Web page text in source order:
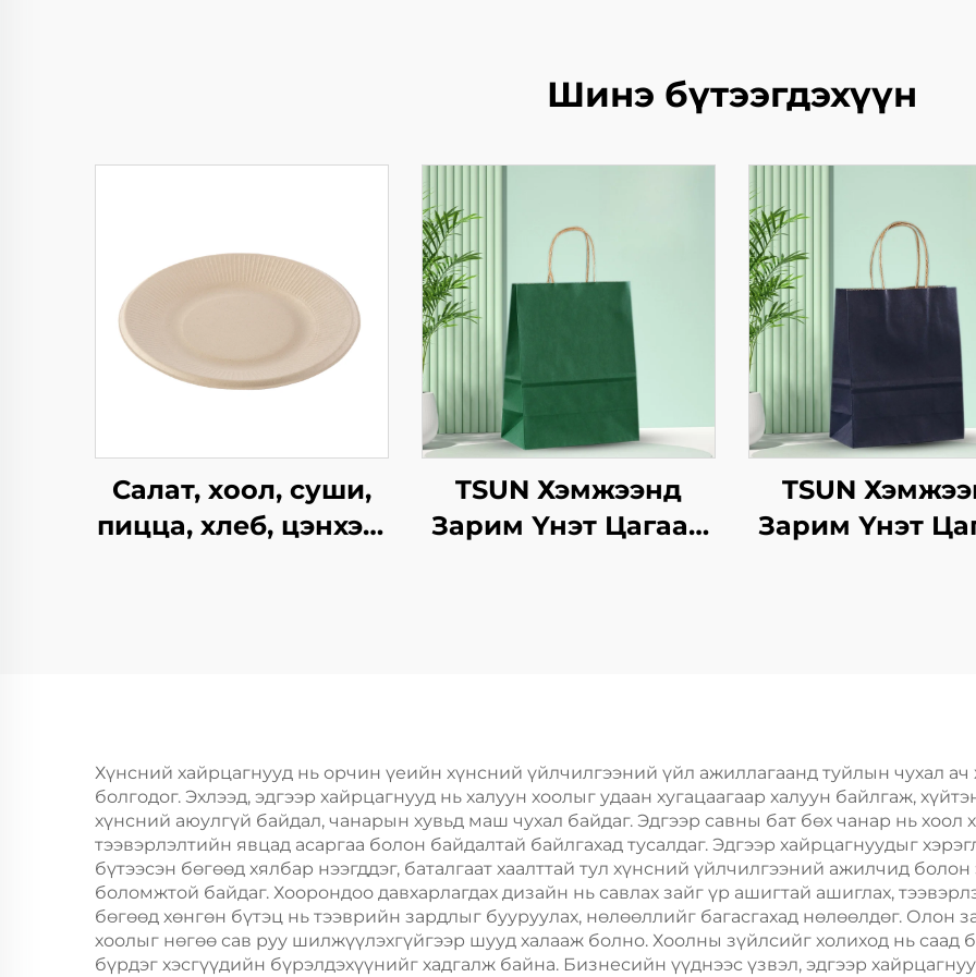
Шинэ бүтээгдэхүүн
Салат, хоол, суши,
пицца, хлеб, цэнхэр,
хавтангаас бүрдсэн
дагуу, цэцэг, хөнгөн
хоолны ашиглахад
TSUN Хэмжээнд
Зарим Үнэт Цагаан
TSUN
Зарим Үнэт
Хүнсний хайрцагнууд нь орчин үеийн хүнсний үйлчилгээний үйл ажиллагаанд туйлын чухал ач
болгодог. Эхлээд, эдгээр хайрцагнууд нь халуун хоолыг удаан хугацаагаар халуун байлгаж,
хүнсний аюулгүй байдал, чанарын хувьд маш чухал байдаг. Эдгээр савны бат бөх чанар нь хоол
тээвэрлэлтийн явцад асаргаа болон байдалтай байлгахад тусалдаг. Эдгээр хайрцагнуудыг
бүтээсэн бөгөөд хялбар нээгддэг, баталгаат хаалттай тул хүнсний үйлчилгээний ажилчид
боломжтой байдаг. Хоорондоо давхарлагдах дизайн нь савлах зайг үр ашигтай ашиглах,
бөгөөд хөнгөн бүтэц нь тээврийн зардлыг бууруулах, нөлөөллийг багасгахад нөлөөлдөг. Олон
хоолыг нөгөө сав руу шилжүүлэхгүйгээр шууд халааж болно. Хоолны зүйлсийг холиход нь саад
бүрдэг хэсгүүдийн бүрэлдэхүүнийг хадгалж байна. Бизнесийн үүднээс үзвэл, эдгээр